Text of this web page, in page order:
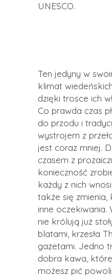
UNESCO.
Ten jedyny w
klimat
dzięki trosce ich
Co prawda czas
do przodu i
wystrojem z
jest coraz mniej.
czasem z
konieczność
każdy z nich
także się
inne oczekiwania.
nie królują już
blatami, krzesła
gazetami. Jedno
dobra kawa,
możesz pić